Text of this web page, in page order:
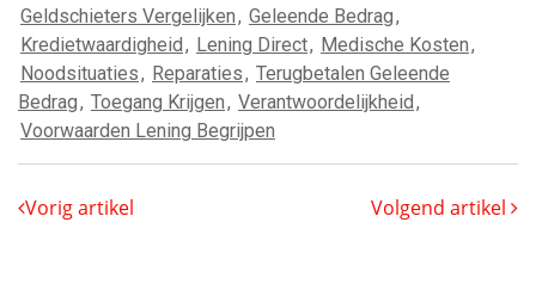
Geldschieters Vergelijken, Geleende Bedrag,
Kredietwaardigheid, Lening Direct, Medische Kosten,
Noodsituaties, Reparaties, Terugbetalen Geleende
Bedrag, Toegang Krijgen, Verantwoordelijkheid,
Voorwaarden Lening Begrijpen
Vorig artikel Volgend artikel